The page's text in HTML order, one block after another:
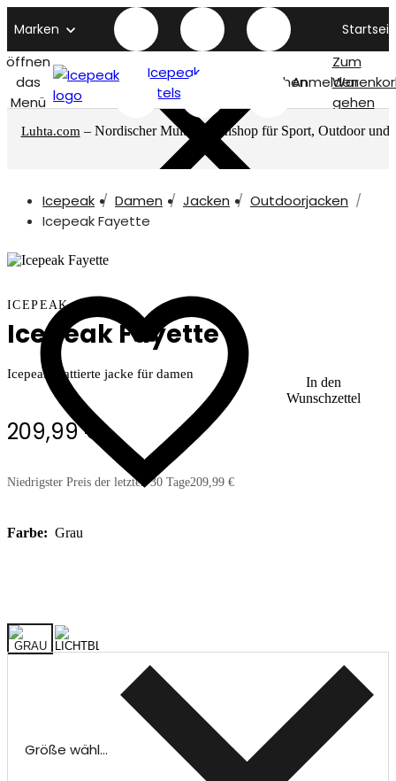
Marken
öffnen
das
Menü
Icepeak
titelseite
SuchenAnmelden
Zum
gehen
Luhta.com – Nordischer Multimarkenshop für Sport, Outdoor und
Icepeak Damen Jacken
Outdoorjacken
Icepeak Fayette
In den
Wunschzettel
ICEPEAK
Icepeak Fayette
Icepeak wattierte jacke für damen
209,99 €
Niedrigster Preis der letzten 30 Tage209,99 €
Farbe: Grau
Größe wählen